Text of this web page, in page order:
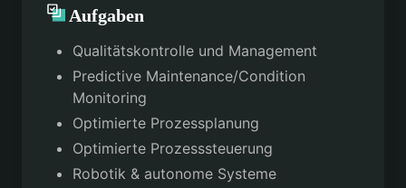
Aufgaben
Qualitätskontrolle und Management
Predictive Maintenance/Condition
Monitoring
Optimierte Prozessplanung
Optimierte Prozesssteuerung
Robotik & autonome Systeme